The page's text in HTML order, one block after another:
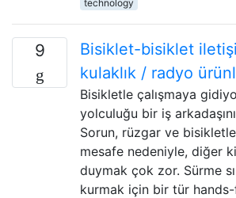
technology
9
Bisiklet-bisiklet
kulaklık / radyo
Bisikletle çalışmaya
yolculuğu bir iş
Sorun, rüzgar ve
mesafe nedeniyle, diğer
duymak çok zor. Sürme
kurmak için bir tür